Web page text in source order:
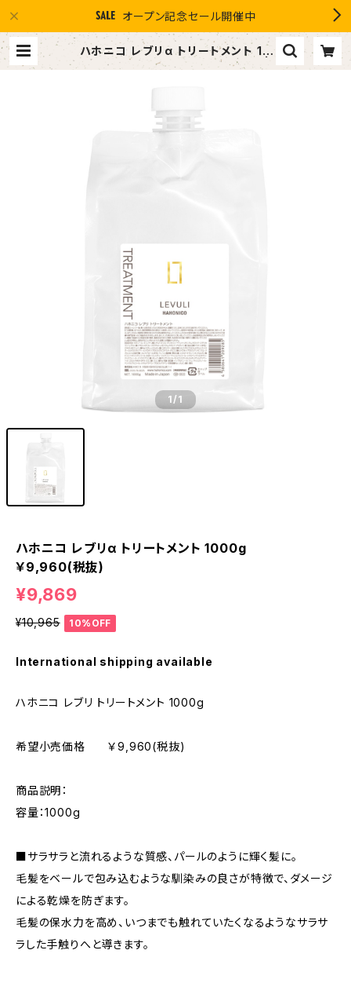
オープン記念セール開催中
ハホニコ レブリα トリートメント 10
00g ￥9,960(税抜) |
店 #イマヘア the U 強髪
1/1
ハホニコ レブリα トリートメント 1000g
￥9,960(税抜)
¥9,869
¥10,965 10%OFF
International shipping available
ハホニコ レブリ トリートメント 1000g
希望小売価格 ￥9,960(税抜)
商品説明：
容量：1000g
■サラサラと流れるような質感、パールのように輝く髪に。
毛髪をベールで包み込むような馴染みの良さが特徴で、ダメージ
による乾燥を防ぎます。
毛髪の保水力を高め、いつまでも触れていたくなるようなサラサ
ラした手触りへと導きます。